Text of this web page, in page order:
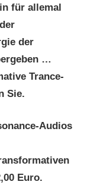
für allemal
der
…
Trance-
Sie.
Audios
Euro.